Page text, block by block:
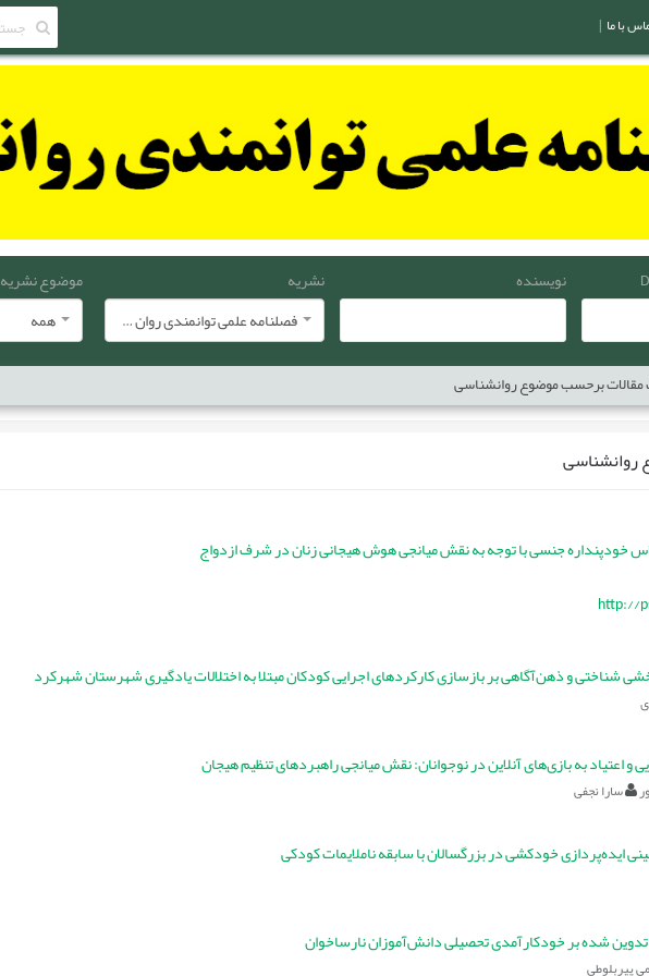
نویسنده
نشریه
فصلنامه علمی توانمندی روان شناختی
موضوع نشریه
همه
برحسب موضوعروانشناسی
روانشناسی
خودپنداره جنسی با توجه به نقش میانجی هوش هیجانی زنان در شرف ازدواج
http://
شناختی و ذهن‌آگاهی بر بازسازی کارکردهای اجرایی کودکان مبتلا به اختلالات یادگیری شهرستان شهرکرد
و اعتیاد به بازی‌های آنلاین در نوجوانان: نقش میانجی راهبرد‌های تنظیم هیجان
سارا نجفی
ایده‌پردازی خودکشی در بزرگسالان با سابقه ناملایمات کودکی
شده بر خودکارآمدی تحصیلی دانش‌آموزان نارساخوان
پیربلوطی
با ما |